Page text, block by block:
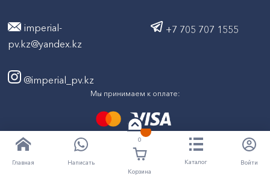
Главная Написать
0
Корзина
Каталог Войти
imperial-
pv.kz@yandex.kz
+7 705 707 1555
@imperial_pv.kz
Мы принимаем к оплате:
Все права защищены © ТД "Империал" 2020- 2026